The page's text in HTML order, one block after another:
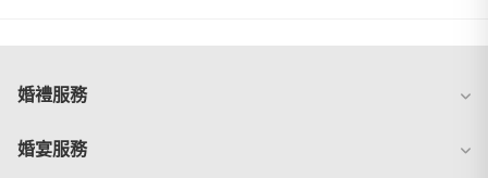
婚禮服務
婚宴服務